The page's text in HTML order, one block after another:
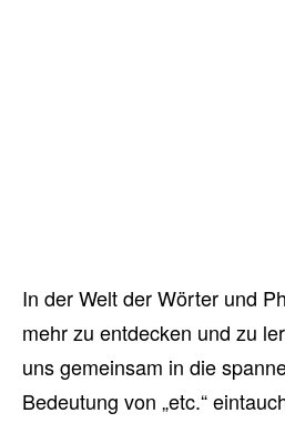
In der Welt der Wörter und
mehr zu entdecken und zu
uns gemeinsam in die
Bedeutung von „etc.“